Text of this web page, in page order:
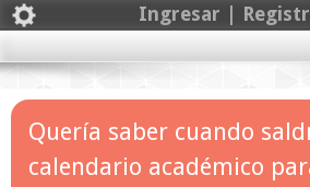
Ingresar |
Quería saber cuando
calendario académico